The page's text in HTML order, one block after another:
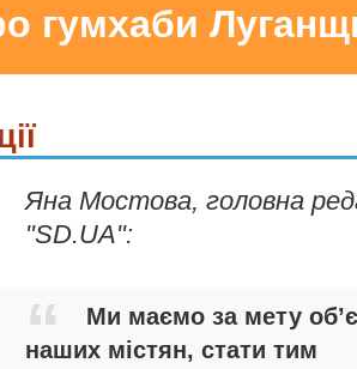
гумхаби
Яна Мостова, головна
"SD.UA":
Ми маємо за мету
наших містян, стати тим